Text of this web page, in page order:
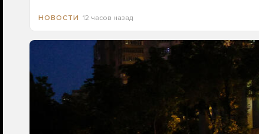
НОВОСТИ 12 часов назад